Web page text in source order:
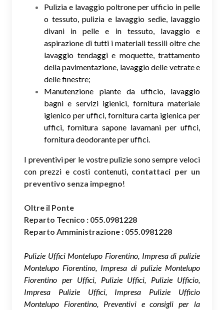
Pulizia e lavaggio poltrone per ufficio in pelle
o tessuto, pulizia e lavaggio sedie, lavaggio
divani in pelle e in tessuto, lavaggio e
aspirazione di tutti i materiali tessili oltre che
lavaggio tendaggi e moquette, trattamento
della pavimentazione, lavaggio delle vetrate e
delle finestre;
Manutenzione piante da ufficio, lavaggio
bagni e servizi igienici, fornitura materiale
igienico per uffici, fornitura carta igienica per
uffici, fornitura sapone lavamani per uffici,
fornitura deodorante per uffici.
I preventivi per le vostre pulizie sono sempre veloci
con prezzi e costi contenuti, contattaci per un
preventivo senza impegno!
Oltre il Ponte
Reparto Tecnico : 055.0981228
Reparto Amministrazione : 055.0981228
Pulizie Uffici Montelupo Fiorentino, Impresa di pulizie
Montelupo Fiorentino, Impresa di pulizie Montelupo
Fiorentino per Uffici, Pulizie Uffici, Pulizie Ufficio,
Impresa Pulizie Uffici, Impresa Pulizie Ufficio
Montelupo Fiorentino, Preventivi e consigli per la